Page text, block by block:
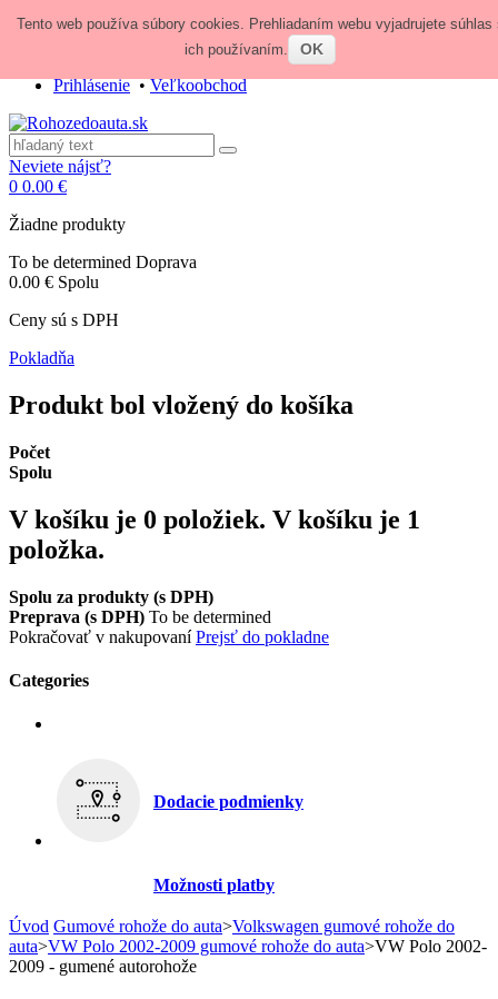
Zavolajte nám:+421 948 84 64 64
obchod@rohozedoauta.sk
Prihlásenie•Veľkoobchod
Neviete nájsť?
0 0.00 €
Žiadne produkty
To be determined Doprava
0.00 € Spolu
Ceny sú s DPH
Pokladňa
Produkt bol vložený do košíka
Počet
Spolu
V košíku je 0 položiek. V košíku je 1
položka.
Spolu za produkty (s DPH)
Preprava (s DPH) To be determined
Pokračovať v nakupovaníPrejsť do pokladne
Categories
Dodacie podmienky
Možnosti platby
Úvod Gumové rohože do auta>Volkswagen gumové rohože do
auta>VW Polo 2002-2009 gumové rohože do auta>VW Polo 2002-
2009 - gumené autorohože
Tento web používa súbory cookies. Prehliadaním webu vyjadrujete súhlas
ich používaním.
OK